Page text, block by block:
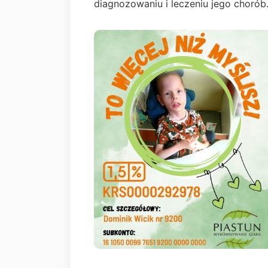
diagnozowaniu i leczeniu jego chorób.